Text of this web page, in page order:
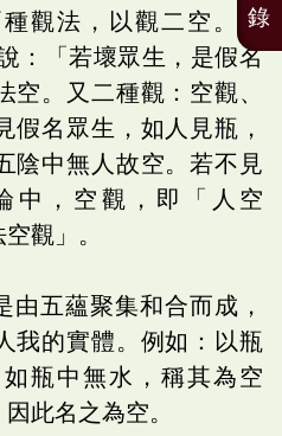
觀法，以觀二空。如
：「若壞眾生，是假名
空。又二種觀：空觀、
假名眾生，如人見瓶，
陰中無人故空。若不見
中，空觀，即「人空
觀」。
由五蘊聚集和合而成，
我的實體。例如：以瓶
瓶中無水，稱其為空
此名之為空。
錄